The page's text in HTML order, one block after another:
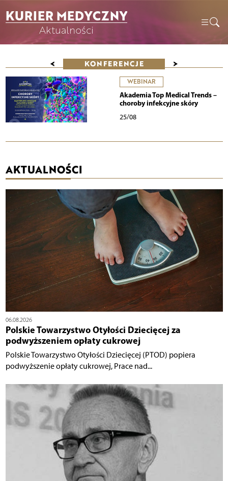
KURIER MEDYCZNY
Aktualności
< KONFERENCJE >
WEBINAR
Akademia Top Medical Trends –
choroby infekcyjne skóry
25/08
AKTUALNOŚCI
06.08.2026
Polskie Towarzystwo Otyłości Dziecięcej za
podwyższeniem opłaty cukrowej
Polskie Towarzystwo Otyłości Dziecięcej (PTOD) popiera
podwyższenie opłaty cukrowej, Prace nad...